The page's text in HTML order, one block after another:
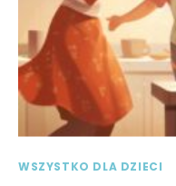
WSZYSTKO DLA DZIECI